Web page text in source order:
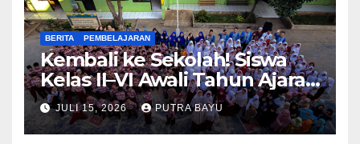
BERITA PEMBELAJARAN
Kembali ke Sekolah! Siswa
Kelas II–VI Awali Tahun Ajaran
Baru
JULI 15, 2026 PUTRA BAYU